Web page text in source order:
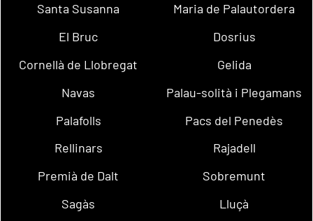
Santa Susanna
Maria de Palautordera
El Bruc
Dosrius
Cornellà de Llobregat
Gelida
Navas
Palau-solità i Plegamans
Palafolls
Pacs del Penedès
Rellinars
Rajadell
Premià de Dalt
Sobremunt
Sagàs
Lluçà